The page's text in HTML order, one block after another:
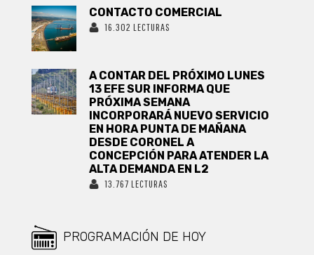
CONTACTO COMERCIAL
16.302 LECTURAS
A CONTAR DEL PRÓXIMO LUNES
13 EFE SUR INFORMA QUE
PRÓXIMA SEMANA
INCORPORARÁ NUEVO SERVICIO
EN HORA PUNTA DE MAÑANA
DESDE CORONEL A
CONCEPCIÓN PARA ATENDER LA
ALTA DEMANDA EN L2
13.767 LECTURAS
PROGRAMACIÓN DE HOY